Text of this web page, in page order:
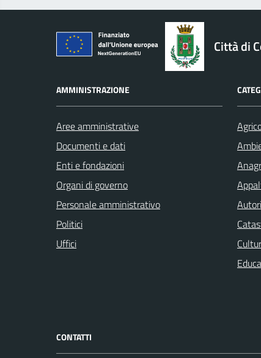
logo Unione Europea
Città di
AMMINISTRAZIONE
Aree amministrative
Documenti e dati
Enti e fondazioni
Organi di governo
Personale amministrativo
Politici
Uffici
CONTATTI